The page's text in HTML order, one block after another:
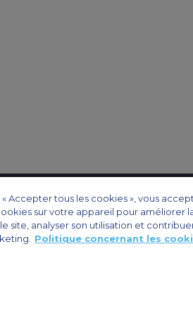
Plan de site Sites web d’ACS
Nos bureaux
Politique concernant les cookies
Paramètres des
« Accepter tous les cookies », vous
sur votre appareil pour améliorer
site, analyser son utilisation et
Politique concernant les